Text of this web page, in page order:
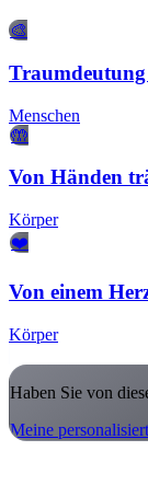
🎨
Menschen
🤲
Von Händen
Körper
❤️
Von einem
Körper
Haben Sie von
Meine